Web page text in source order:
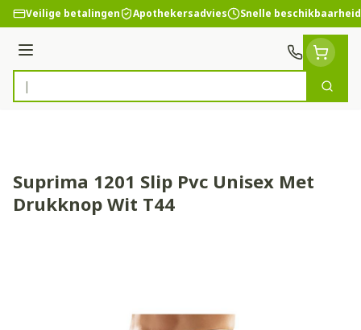
Ga naar de inhoud
Veilige betalingen Apothekersadvies Snelle beschikbaarheid
Menu
Product, merk, categorie...
Zoek
Suprima 1201 Slip Pvc Unisex Met
Drukknop Wit T44